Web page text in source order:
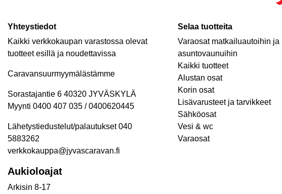
Yhteystiedot
Kaikki verkkokaupan varastossa olevat
tuotteet esillä ja noudettavissa
Caravansuurmyymälästämme
Sorastajantie 6 40320 JYVÄSKYLÄ
Myynti 0400 407 035 / 0400620445
Lähetystiedustelut/palautukset 040
5883262
verkkokauppa@jyvascaravan.fi
Aukioloajat
Arkisin 8-17
Selaa tuotteita
Varaosat matkailuautoihin ja
asuntovaunuihin
Kaikki tuotteet
Alustan osat
Korin osat
Lisävarusteet ja tarvikkeet
Sähköosat
Vesi & wc
Varaosat